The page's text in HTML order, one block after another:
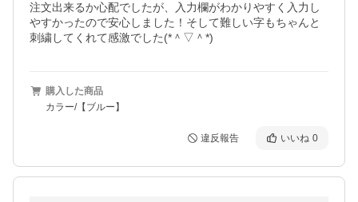
注文出来るか心配でしたが、入力欄がわかりやすく入力し
やすかったので安心しました！そして難しい字もちゃんと
刺繍してくれて感激でした(*＾▽＾*)
購入した商品
カラー/【ブルー】
違反報告 いいね 0